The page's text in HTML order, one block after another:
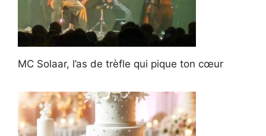
MC Solaar, l’as de trèfle qui pique ton cœur